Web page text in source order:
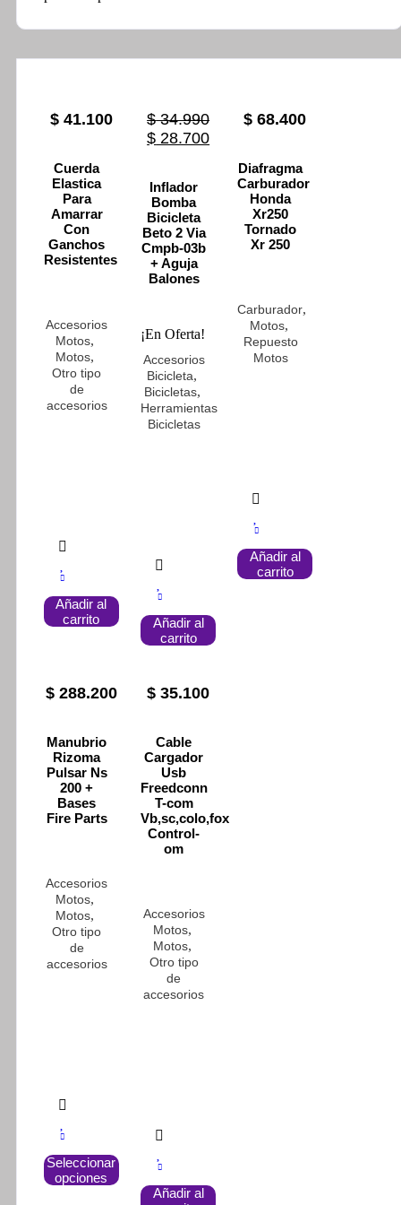
$41.100
Cuerda
Elastica
Para
Amarrar
Con
Ganchos
Resistentes
Accesorios
Motos,
Motos,
Otro tipo
de
accesorios
Añadir al
carrito
$34.990Original
price
$ 34.990.
$ 28.700Current
$ 28.700.
Inflador
Bomba
Bicicleta
Beto 2 Via
Cmpb-03b
+ Aguja
Balones
¡En Oferta!
Accesorios
Bicicleta,
Bicicletas,
Herramientas
Bicicletas
Añadir al
carrito
$ 68.400
Diafragma
Carburador
Honda
Xr250
Tornado
Xr 250
Carburador,
Motos,
Repuesto
Motos
Añadir al
carrito
$288.200
Manubrio
Rizoma
Pulsar Ns
200 +
Bases
Fire Parts
Accesorios
Motos,
Motos,
Otro tipo
de
accesorios
Seleccionar
opciones
producto
tiene
múltiples
$ 35.100
Cable
Cargador
Usb
Freedconn
T-com
Vb,sc,colo,fox
Control-
om
Accesorios
Motos,
Motos,
Otro tipo
de
accesorios
Añadir al